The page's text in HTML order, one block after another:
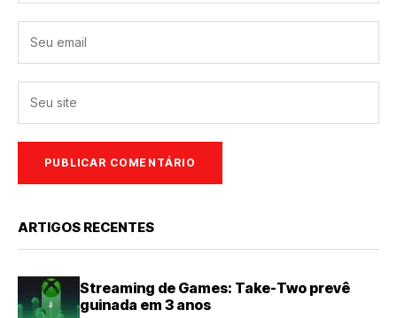
ARTIGOS RECENTES
Streaming de Games: Take-Two prevê
guinada em 3 anos